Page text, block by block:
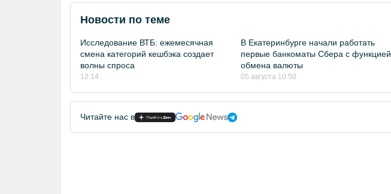
Новости по теме
Исследование ВТБ: ежемесячная
смена категорий кешбэка создает
волны спроса
12:14
В Екатеринбурге начали работать
первые банкоматы Сбера с функцией
обмена валюты
05 августа 10:50
Читайте нас в